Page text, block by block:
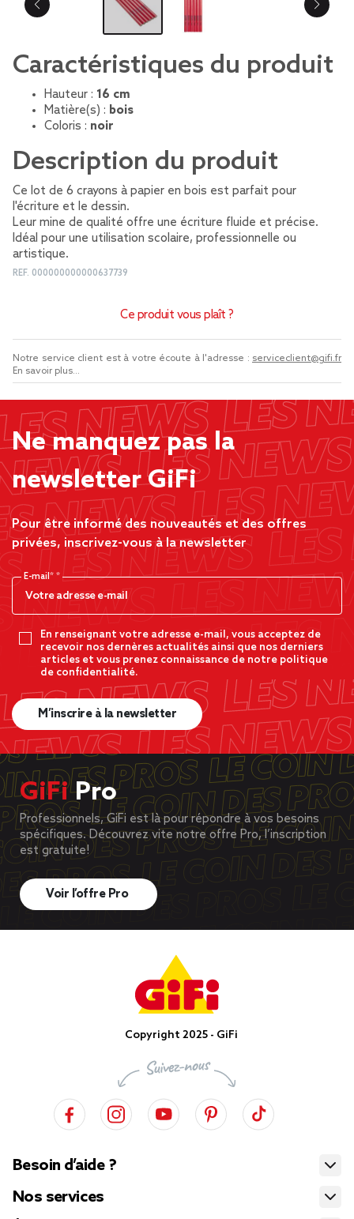
Caractéristiques du produit
Hauteur : 16 cm
Matière(s) : bois
Coloris : noir
Description du produit
Ce lot de 6 crayons à papier en bois est parfait pour
l'écriture et le dessin.
Leur mine de qualité offre une écriture fluide et précise.
Idéal pour une utilisation scolaire, professionnelle ou
artistique.
REF. 000000000000637739
Ce produit vous plaît ?
Notre service client est à votre écoute à l'adresse : serviceclient@gifi.fr
En savoir plus...
Ne manquez pas la
newsletter GiFi
Pour être informé des nouveautés et des offres
privées, inscrivez-vous à la newsletter
E-mail*
En renseignant votre adresse e-mail, vous acceptez de
recevoir nos dernères actualités ainsi que nos derniers
articles et vous prenez connaissance de notre politique
de confidentialité.
M’inscrire à la newsletter
GiFiPro
Professionnels, GiFi est là pour répondre à vos besoins
spécifiques. Découvrez vite notre offre Pro, l’inscription
est gratuite!
Voir l’offre Pro
Copyright 2025 - GiFi
Besoin d’aide ?
Nos services